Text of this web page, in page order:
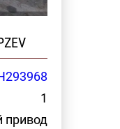
1
привод